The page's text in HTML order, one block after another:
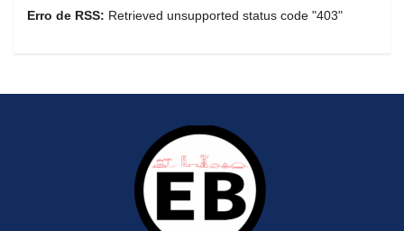
Erro de RSS: Retrieved unsupported status code "403"